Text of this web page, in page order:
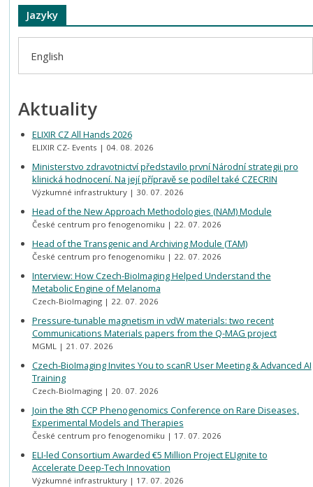
Jazyky
English
Aktuality
ELIXIR CZ All Hands 2026
ELIXIR CZ- Events 04. 08. 2026
Ministerstvo zdravotnictví představilo první Národní strategii pro
klinická hodnocení. Na její přípravě se podílel také CZECRIN
Výzkumné infrastruktury 30. 07. 2026
Head of the New Approach Methodologies (NAM) Module
České centrum pro fenogenomiku 22. 07. 2026
Head of the Transgenic and Archiving Module (TAM)
České centrum pro fenogenomiku 22. 07. 2026
Interview: How Czech-BioImaging Helped Understand the
Metabolic Engine of Melanoma
Czech-BioImaging 22. 07. 2026
Pressure-tunable magnetism in vdW materials: two recent
Communications Materials papers from the Q-MAG project
MGML 21. 07. 2026
Czech-BioImaging Invites You to scanR User Meeting & Advanced AI
Training
Czech-BioImaging 20. 07. 2026
Join the 8th CCP Phenogenomics Conference on Rare Diseases,
Experimental Models and Therapies
České centrum pro fenogenomiku 17. 07. 2026
ELI-led Consortium Awarded €5 Million Project ELIgnite to
Accelerate Deep-Tech Innovation
Výzkumné infrastruktury 17. 07. 2026